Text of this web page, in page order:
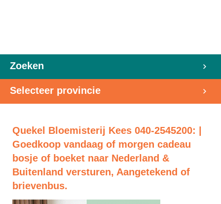
Zoeken
Selecteer provincie
Quekel Bloemisterij Kees 040-2545200: |
Goedkoop vandaag of morgen cadeau
bosje of boeket naar Nederland &
Buitenland versturen, Aangetekend of
brievenbus.